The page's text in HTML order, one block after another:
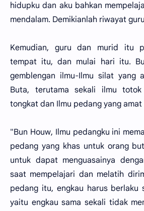
hidupku dan aku bahkan
mendalam. Demikianlah riwayat
Kemudian, guru dan murid itu
tempat itu, dan mulai hari itu.
gemblengan ilmu-Ilmu silat yang
Buta, terutama sekali ilmu
tongkat dan Ilmu pedang yang
"Bun Houw, Ilmu pedangku ini
pedang yang khas untuk orang
untuk dapat menguasainya
saat mempelajari dan melatih
pedang itu, engkau harus berlaku
yaitu engkau sama sekali tidak